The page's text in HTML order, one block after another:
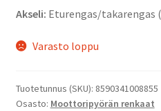
Akseli: Eturengas/takarengas
Varasto loppu
Tuotetunnus (SKU): 8590341008855
Osasto: Moottoripyörän renkaat